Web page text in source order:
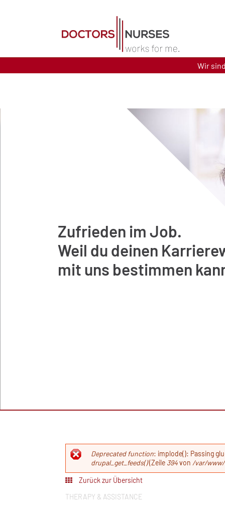
Wir
Zufrieden im Job.
Weil du deinen
mit uns bestimmen
Deprecated function: implode(): Passing
drupal_get_feeds()(Zeile 394von /var/
Zurück zur Übersicht
THERAPY & ASSISTANCE